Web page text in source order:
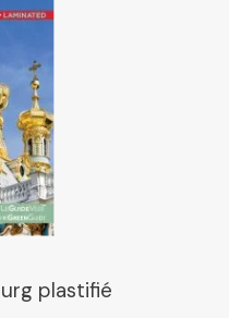
des libraires
plastifié